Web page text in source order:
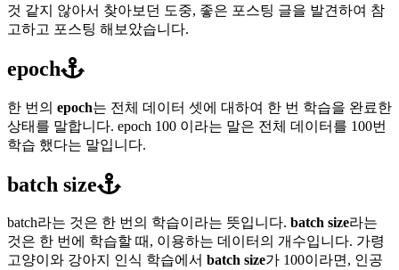
것 같지 않아서 찾아보던 도중, 좋은 포스팅 글을 발견하여 참
고하고 포스팅 해보았습니다.
epoch
한 번의 epoch는 전체 데이터 셋에 대하여 한 번 학습을 완료한
상태를 말합니다. epoch 100 이라는 말은 전체 데이터를 100번
학습 했다는 말입니다.
batch size
batch라는 것은 한 번의 학습이라는 뜻입니다. batch size라는
것은 한 번에 학습할 때, 이용하는 데이터의 개수입니다. 가령
고양이와 강아지 인식 학습에서 batch size가 100이라면, 인공